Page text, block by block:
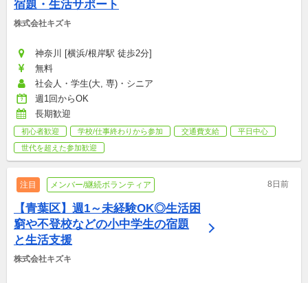
宿題・生活サポート
株式会社キズキ
神奈川 [横浜/根岸駅 徒歩2分]
無料
社会人・学生(大, 専)・シニア
週1回からOK
長期歓迎
初心者歓迎 学校/仕事終わりから参加 交通費支給
平日中心
世代を超えた参加歓迎
注目 メンバー/継続ボランティア 8日前
【青葉区】週1～未経験OK◎生活困
窮や不登校などの小中学生の宿題
と生活支援
株式会社キズキ